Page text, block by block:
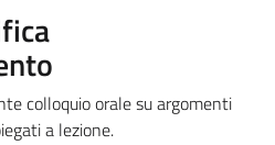
colloquio orale su argomenti
a lezione.